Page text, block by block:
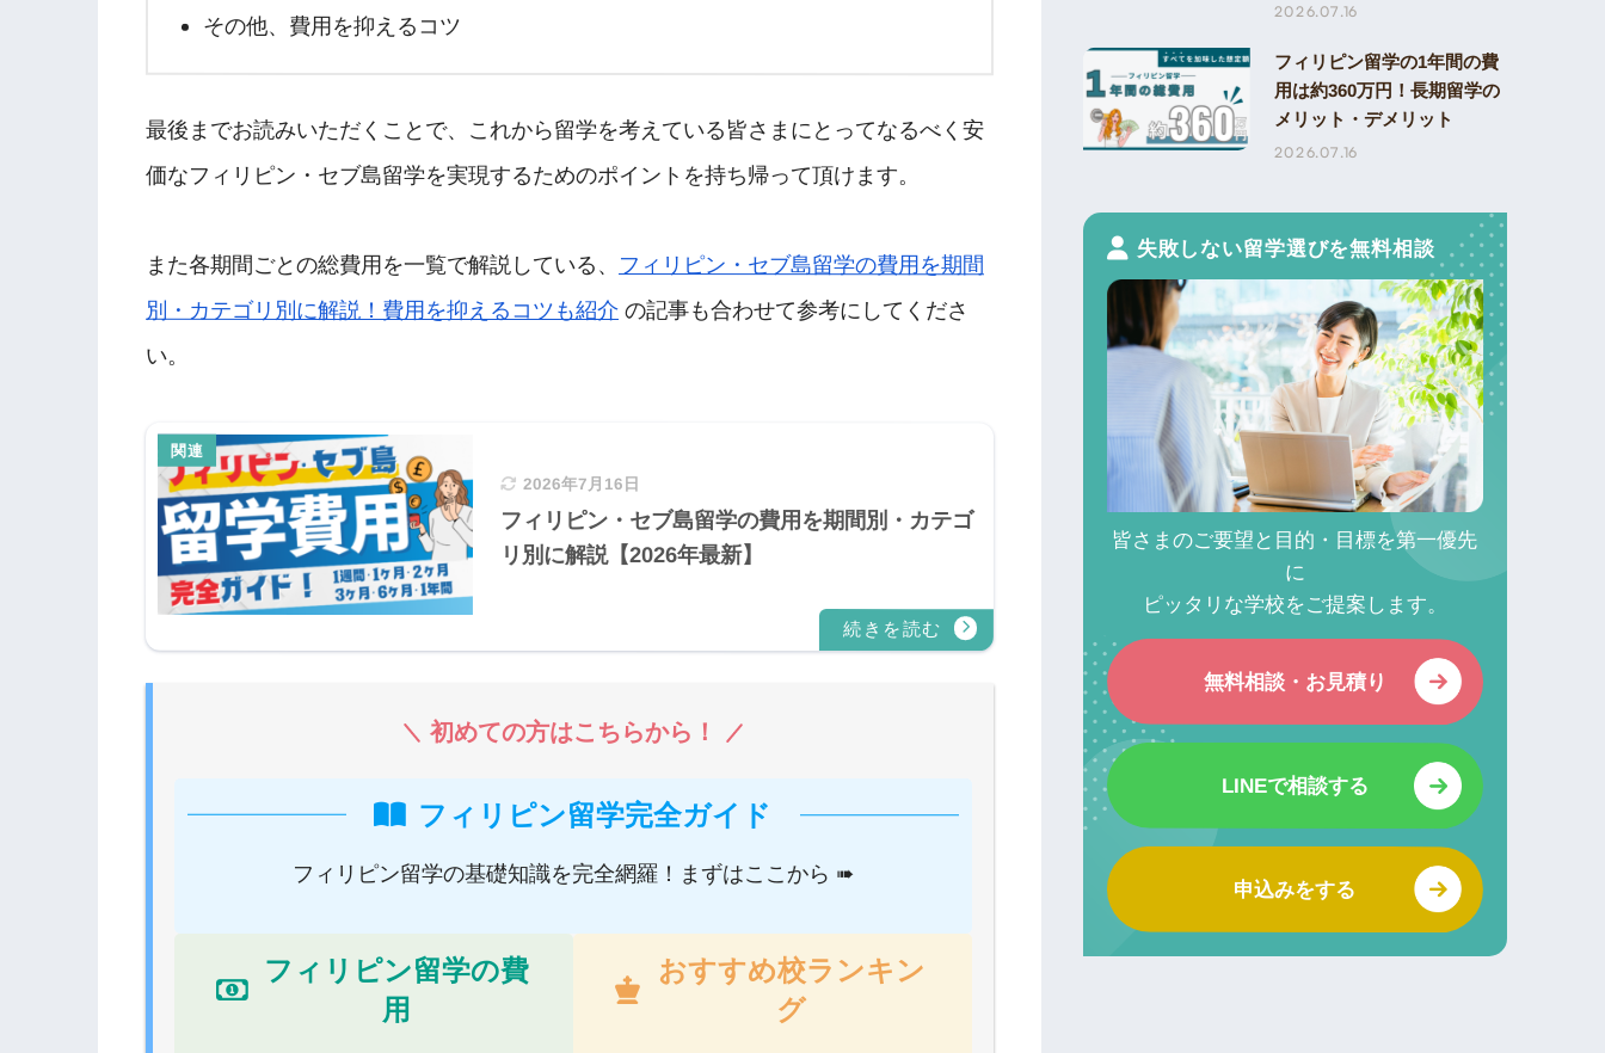
その他、費用を抑えるコツ
最後までお読みいただくことで、これから留学を考えている皆さまにとってなるべく安
価なフィリピン・セブ島留学を実現するためのポイントを持ち帰って頂けます。
また各期間ごとの総費用を一覧で解説している、 フィリピン・セブ島留学の費用を期間
別・カテゴリ別に解説！費用を抑えるコツも紹介の記事も合わせて参考にしてくださ
い。
2026年7月16日
フィリピン・セブ島留学の費用を期間別・カテゴ
リ別に解説【2026年最新】
初めての方はこちらから！
フィリピン留学完全ガイド
フィリピン留学の基礎知識を完全網羅！まずはここから ➠
フィリピン留学の費
用
おすすめ校ランキン
グ
2026.07.16
フィリピン留学の1年間の費
用は約360万円！長期留学の
メリット・デメリット
2026.07.16
失敗しない留学選びを無料相談
皆さまのご要望と目的・目標を第一優先
に
ピッタリな学校をご提案します。
無料相談・お見積り
LINEで相談する
申込みをする